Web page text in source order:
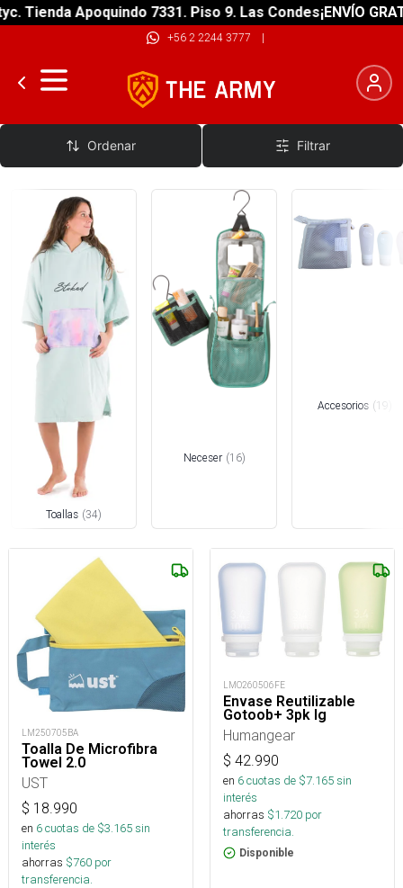
Apoquindo 7331. Piso 9. Las Condes¡ENVÍO GRATIS!
+56 2 2244 3777 |
Aseo
Ordenar Filtrar
Toallas (34)
Neceser (16)
Accesorios (19
LM250705BA
Toalla De Microfibra
Towel 2.0
UST
$ 18.990
en 6cuotas de $3.165sin
interés
ahorras $760 por
transferencia.
LMO260506FE
Envase Reutilizable
Gotoob+ 3pk lg
Humangear
$ 42.990
en 6cuotas de $7.165sin
interés
ahorras $1.720 por
transferencia.
Disponible